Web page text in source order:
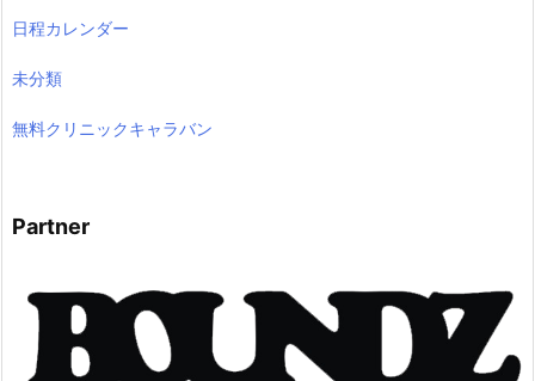
日程カレンダー
未分類
無料クリニックキャラバン
Partner